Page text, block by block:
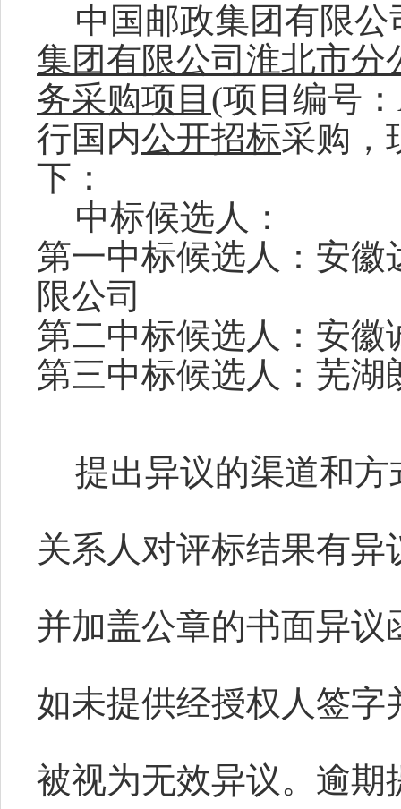
中国邮政集团有限
集团有限公司淮北市
务采购项目 (项目 编号：
行国内公开招标采购，
下：
中标候选人 ：
第一中标候选人：安
限公司
第二中标候选人：安徽
第三中标候选人：芜湖
提出异议的渠道和方
关系人对评标结果有
并加盖公章的书面异议
如未提供经授权人签
被视为无效异议。逾期